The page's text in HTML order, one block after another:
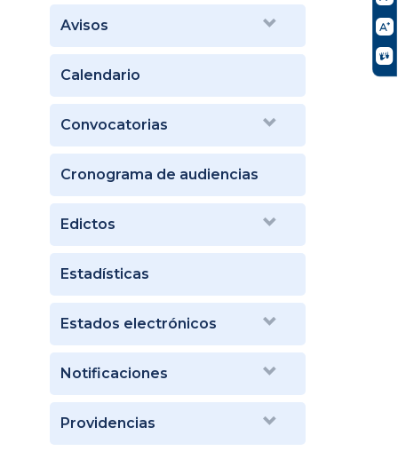
Avisos
Calendario
Convocatorias
Cronograma de audiencias
Edictos
Estadísticas
Estados electrónicos
Notificaciones
Providencias